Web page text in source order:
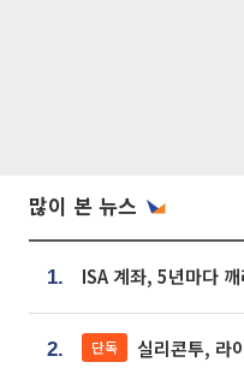
많이 본 뉴스
1. ISA 계좌, 5년마다
2. 단독 실리콘투, 라이브커머스